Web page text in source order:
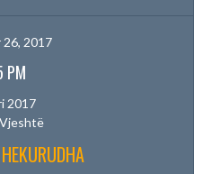
2017
PM
2017